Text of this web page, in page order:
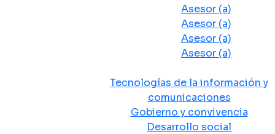
Asesor (a)
Asesor (a)
Asesor (a)
Asesor (a)
Tecnologías de la información y
comunicaciones
Gobierno y convivencia
Desarrollo social